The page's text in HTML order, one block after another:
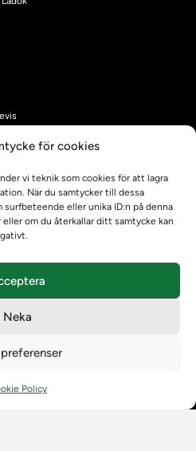
för cookies
vi teknik som cookies för att lagra
När du samtycker till dessa
surfbeteende eller unika ID:n på denna
om du återkallar ditt samtycke kan
Neka
Policy
Ladoksupport